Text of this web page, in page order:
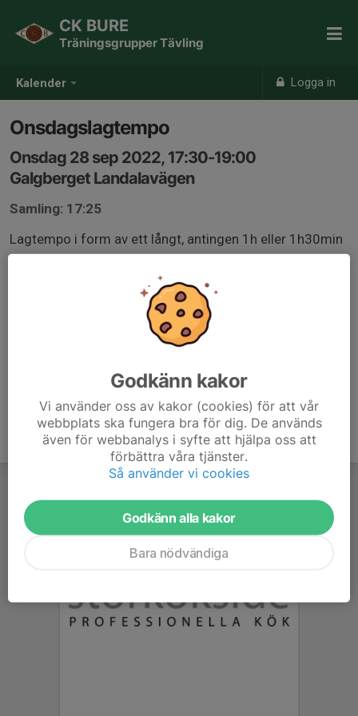
Kalender Logga in
CK BURE
Träningsgrupper Tävling
Onsdagslagtempo
Onsdag 28 sep 2022, 17:30-19:00
Galgberget Landalavägen
Samling: 17:25
Lagtempo i form av ett långt, antingen 1h eller 1h30min
Godkänn kakor
Vi använder oss av kakor (cookies) för att vår
webbplats ska fungera bra för dig. De används
även för webbanalys i syfte att hjälpa oss att
förbättra våra tjänster.
Så använder vi cookies
Godkänn alla kakor
Bara nödvändiga